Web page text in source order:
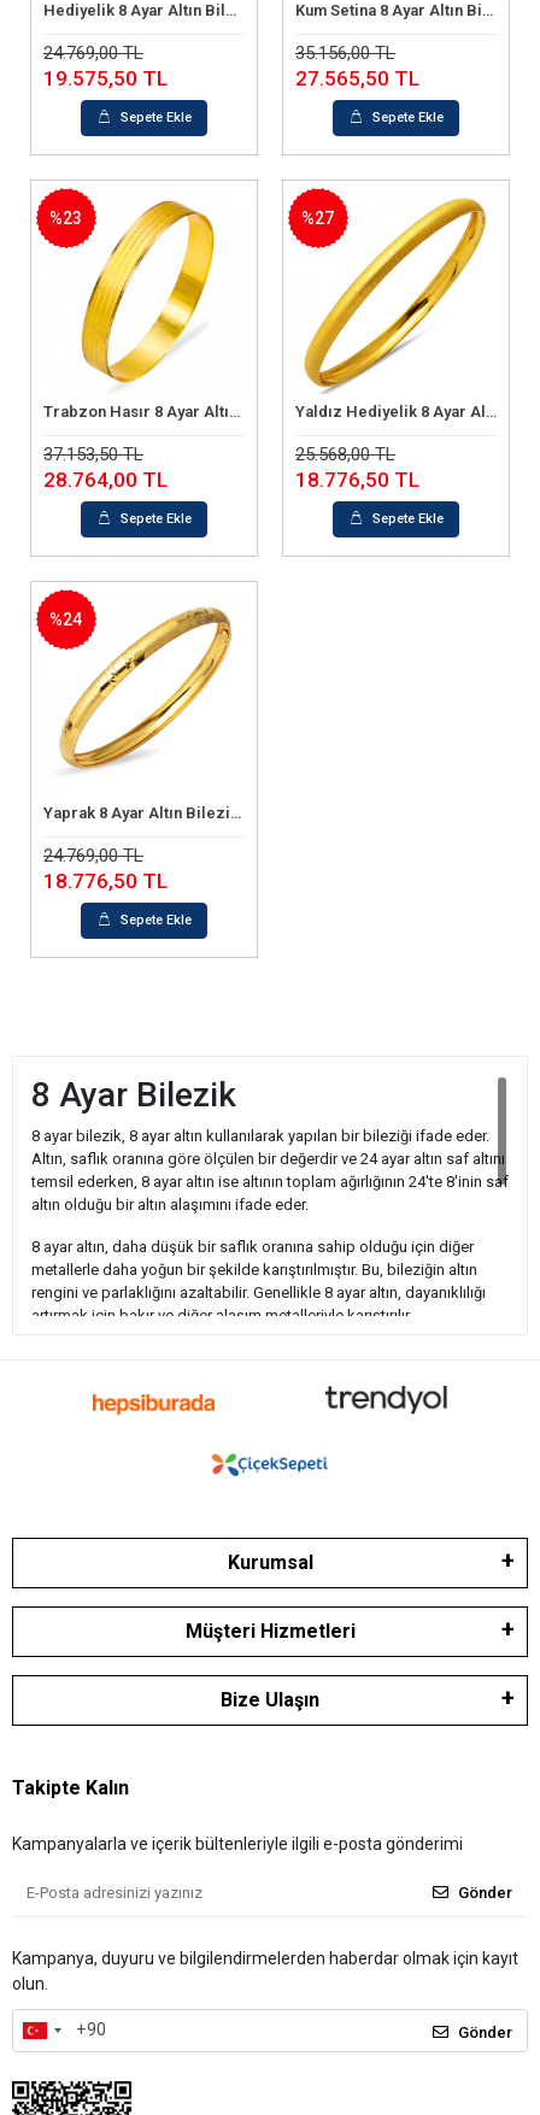
Sepete Ekle
Hediyelik 8 Ayar Altın Bilezik (4 Gram)
24.769,00 TL
19.575,50 TL
Sepete Ekle
Sepete Ekle
Kum Setina 8 Ayar Altın Bilezik (7.40 Gram)
35.156,00 TL
27.565,50 TL
Sepete Ekle
Sepete Ekle
Trabzon Hasır 8 Ayar Altın Bilezik (6.78 Gram)
%23
37.153,50 TL
28.764,00 TL
Sepete Ekle
Sepete Ekle
Yaldız Hediyelik 8 Ayar Altın Bilezik (4,20 Gram)
%27
25.568,00 TL
18.776,50 TL
Sepete Ekle
Sepete Ekle
Yaprak 8 Ayar Altın Bilezik (4 Gram)
%24
24.769,00 TL
18.776,50 TL
Sepete Ekle
8 Ayar Bilezik
8 ayar bilezik, 8 ayar altın kullanılarak yapılan bir bileziği ifade eder.
Altın, saflık oranına göre ölçülen bir değerdir ve 24 ayar altın saf altını
temsil ederken, 8 ayar altın ise altının toplam ağırlığının 24'te 8'inin saf
altın olduğu bir altın alaşımını ifade eder.
8 ayar altın, daha düşük bir saflık oranına sahip olduğu için diğer
metallerle daha yoğun bir şekilde karıştırılmıştır. Bu, bileziğin altın
rengini ve parlaklığını azaltabilir. Genellikle 8 ayar altın, dayanıklılığı
artırmak için bakır ve diğer alaşım metalleriyle karıştırılır.
Ancak 8 ayar altın bilezikler altın rengi ve parlaklığı azaltmasına
sınırlı olan kişiler için tercih edilebilirler. 8 ayar altın bilezikler, bazı
tercihler ülkeye göre değişebilir.
bileziklerin genellikle daha düşük değerli olduğunu unutmayın ve
alırken güvenilir bir kaynaktan satın almanızı öneririm.
Kurumsal
Müşteri Hizmetleri
Bize Ulaşın
Takipte Kalın
Kampanyalarla ve içerik bültenleriyle ilgili e-posta gönderimi
Gönder
Kampanya, duyuru ve bilgilendirmelerden haberdar olmak için kayıt
olun.
Gönder